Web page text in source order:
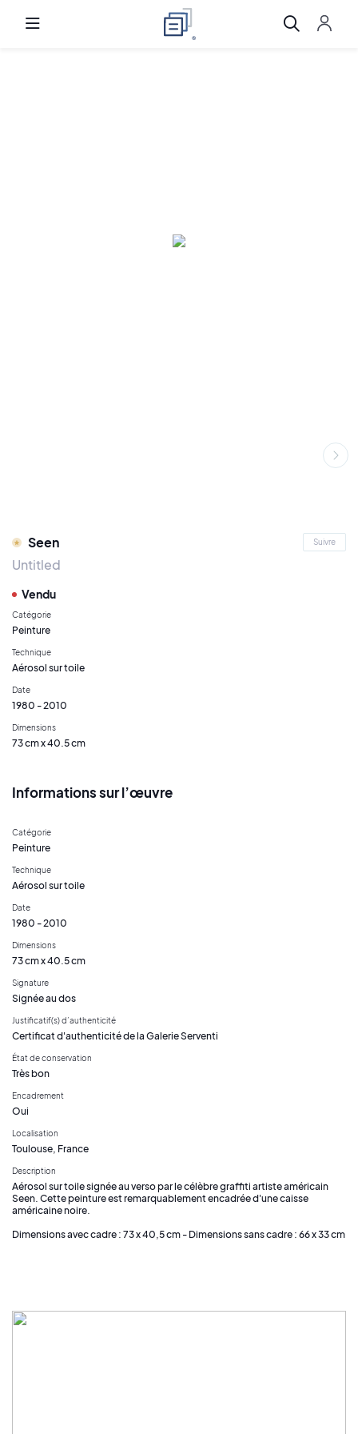
Seen Suivre
Untitled
Vendu
Catégorie
Peinture
Technique
Aérosol sur toile
Date
1980 - 2010
Dimensions
73 cm x 40.5 cm
Informations sur l’œuvre
Catégorie
Peinture
Technique
Aérosol sur toile
Date
1980 - 2010
Dimensions
73 cm x 40.5 cm
Signature
Signée au dos
Justificatif(s) d’authenticité
Certificat d'authenticité de la Galerie Serventi
État de conservation
Très bon
Encadrement
Oui
Localisation
Toulouse, France
Description
Aérosol sur toile signée au verso par le célèbre graffiti artiste américain
Seen. Cette peinture est remarquablement encadrée d'une caisse
américaine noire.
Dimensions avec cadre : 73 x 40,5 cm - Dimensions sans cadre : 66 x 33 cm